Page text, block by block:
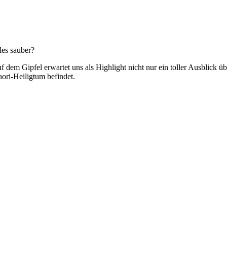
sauber?
dem Gipfel erwartet uns als Highlight nicht nur ein toller Ausblick
Heiligtum befindet.